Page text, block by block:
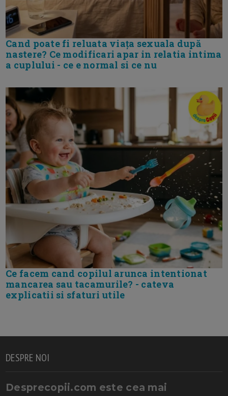
Cand poate fi reluata viața sexuala după
nastere? Ce modificari apar in relatia intima
a cuplului - ce e normal si ce nu
Ce facem cand copilul arunca intentionat
mancarea sau tacamurile? - cateva
explicatii si sfaturi utile
DESPRE NOI
Desprecopii.com este cea mai